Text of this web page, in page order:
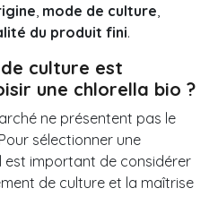
mode de culture
du produit fini.
culture est
une chlorella bio ?
ne présentent pas le
sélectionner une
il est important de considérer
de culture et la maîtrise